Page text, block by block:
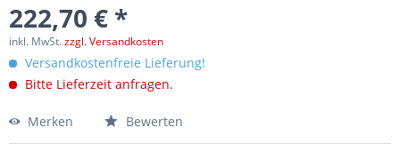
222,70 € *
inkl. MwSt.zzgl. Versandkosten
Versandkostenfreie Lieferung!
Bitte Lieferzeit anfragen.
Merken Bewerten